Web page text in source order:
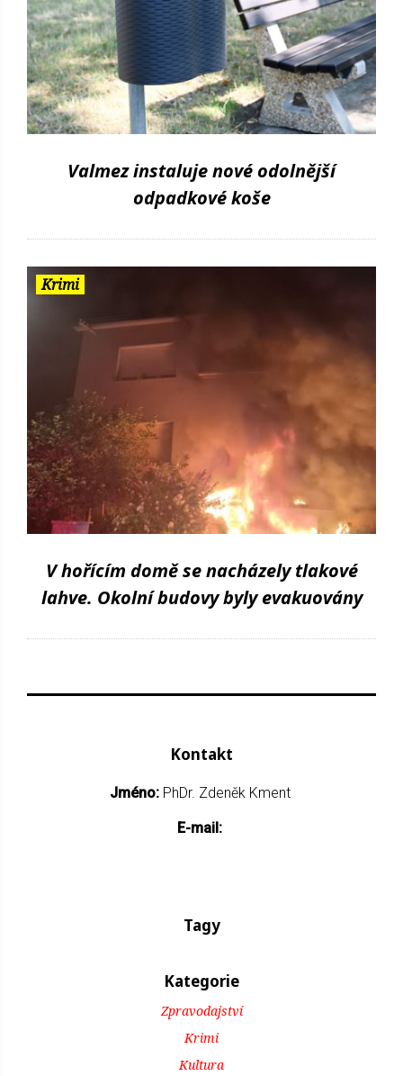
Valmez instaluje nové odolnější
odpadkové koše
Krimi
V hořícím domě se nacházely tlakové
lahve. Okolní budovy byly evakuovány
Kontakt
Jméno: PhDr. Zdeněk Kment
E-mail:
Tagy
Kategorie
Zpravodajství
Krimi
Kultura